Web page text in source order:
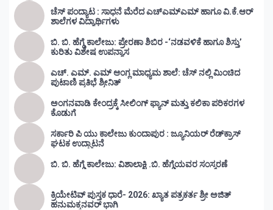
ಚೆಸ್ ಪಂದ್ಯಾಟ : ಸಾಧನೆ ಮೆರೆದ ಎಚ್ಎಮ್ಎಮ್ ಹಾಗೂ ವಿ.ಕೆ.ಆರ್
ಶಾಲೆಗಳ ವಿದ್ಯಾರ್ಥಿಗಳು
ಬಿ. ಬಿ. ಹೆಗ್ಡೆ ಕಾಲೇಜು: ಪ್ರೇರಣಾ ಶಿಬಿರ -‘ನಡವಳಿಕೆ ಹಾಗೂ ಶಿಸ್ತು’
ಕುರಿತು ವಿಶೇಷ ಉಪನ್ಯಾಸ
ಎಚ್. ಎಮ್. ಎಮ್ ಆಂಗ್ಲ ಮಾಧ್ಯಮ ಶಾಲೆ: ಚೆಸ್ ನಲ್ಲಿ ಮಿಂಚಿದ
ಪುಟಾಣಿ ಪ್ರತಿಭೆ ಶ್ರೀನಿತ್
ಅಂಗನವಾಡಿ ಕೇಂದ್ರಕ್ಕೆ ಸೀಲಿಂಗ್ ಫ್ಯಾನ್ ಮತ್ತು ಕಲಿಕಾ ಪರಿಕರಗಳ
ಕೊಡುಗೆ
ಸರ್ಕಾರಿ ಪಿ ಯು ಕಾಲೇಜು ಕುಂದಾಪುರ : ಜ್ಯೂನಿಯರ್‌ ರೆಡ್‌ಕ್ರಾಸ್‌
ಘಟಕ ಉದ್ಘಾಟನೆ
ಬಿ. ಬಿ. ಹೆಗ್ಡೆ ಕಾಲೇಜು: ವಿಶಾಲಾಕ್ಷಿ .ಬಿ. ಹೆಗ್ಡೆಯವರ ಸಂಸ್ಮರಣೆ
ಕ್ರಿಯೇಟಿವ್ ಪುಸ್ತಕ ಧಾರೆ- 2026: ಖ್ಯಾತ ಪತ್ರಕರ್ತ ಶ್ರೀ ಅಜಿತ್
ಹನುಮಕ್ಕನವರ್ ಭಾಗಿ